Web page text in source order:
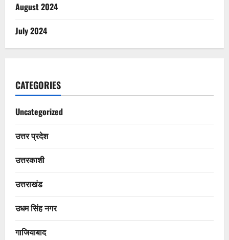
August 2024
July 2024
CATEGORIES
Uncategorized
उत्तर प्रदेश
उत्तरकाशी
उत्तराखंड
उधम सिंह नगर
गाजियाबाद